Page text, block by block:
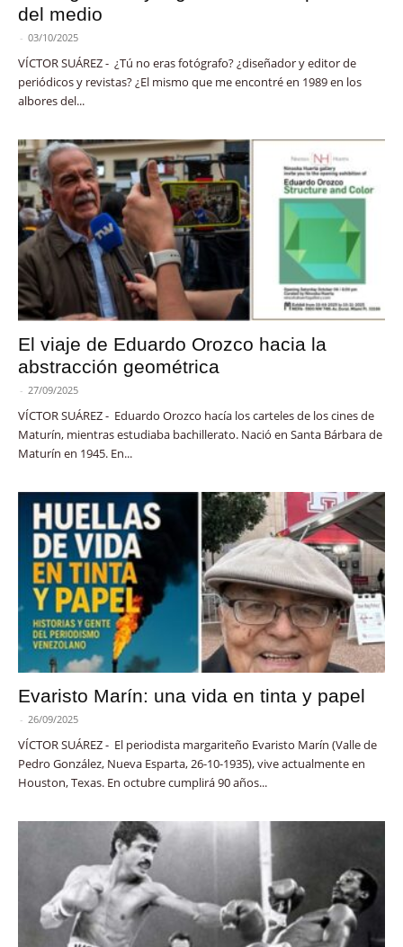
del medio
- 03/10/2025
VÍCTOR SUÁREZ - ¿Tú no eras fotógrafo? ¿diseñador y editor de
periódicos y revistas? ¿El mismo que me encontré en 1989 en los
albores del...
El viaje de Eduardo Orozco hacia la
abstracción geométrica
- 27/09/2025
VÍCTOR SUÁREZ - Eduardo Orozco hacía los carteles de los cines de
Maturín, mientras estudiaba bachillerato. Nació en Santa Bárbara de
Maturín en 1945. En...
Evaristo Marín: una vida en tinta y papel
- 26/09/2025
VÍCTOR SUÁREZ - El periodista margariteño Evaristo Marín (Valle de
Pedro González, Nueva Esparta, 26-10-1935), vive actualmente en
Houston, Texas. En octubre cumplirá 90 años...